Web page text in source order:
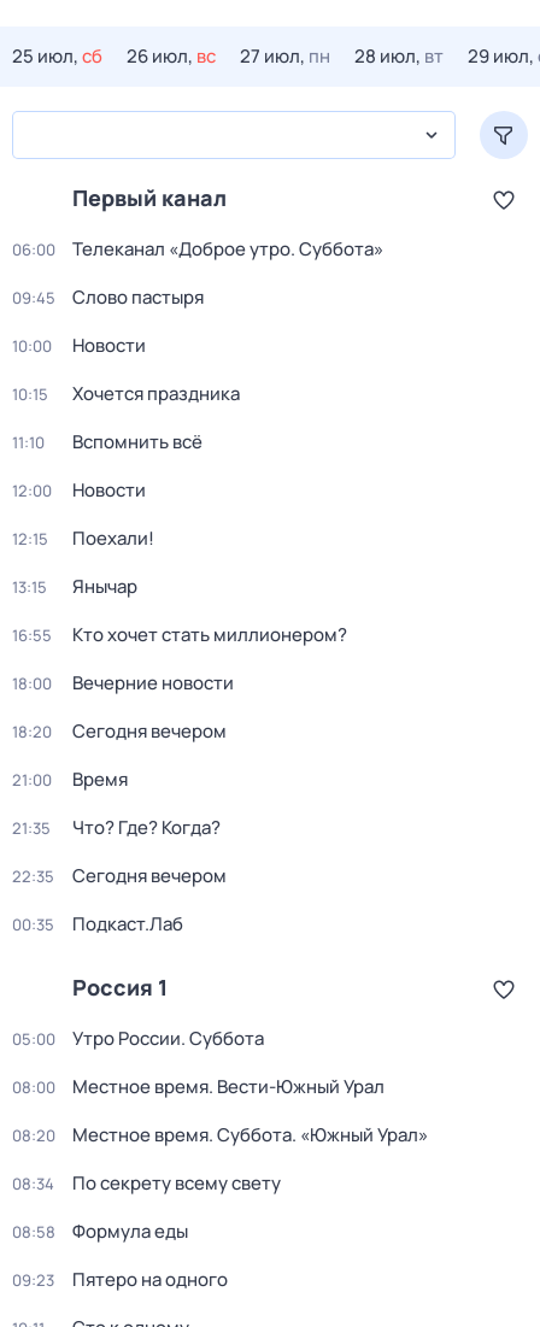
25 июл,сб 26 июл, вс 27 июл, пн 28 июл, вт 29 июл,
Первый канал
06:00 Телеканал «Доброе утро. Суббота»
09:45 Слово пастыря
10:00 Новости
10:15 Хочется праздника
11:10 Вспомнить всё
12:00 Новости
12:15 Поехали!
13:15 Янычар
16:55 Кто хочет стать миллионером?
18:00 Вечерние новости
18:20 Сегодня вечером
21:00 Время
21:35 Что? Где? Когда?
22:35 Сегодня вечером
00:35 Подкаст.Лаб
Россия 1
05:00 Утро России. Суббота
08:00 Местное время. Вести-Южный Урал
08:20 Местное время. Суббота. «Южный Урал»
08:34 По секрету всему свету
08:58 Формула еды
09:23 Пятеро на одного